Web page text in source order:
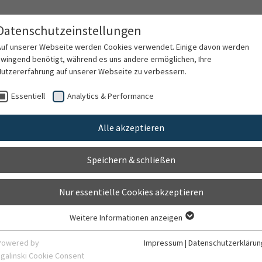
und Fungale
unserer Webseite werden Cookies verwendet. Einige davon werden
benötigt, während es uns andere ermöglichen, Ihre
auf unserer Webseite zu verbessern.
Essentiell Analytics & Performance
Alle akzeptieren
Speichern & schließen
Nur essentielle Cookies akzeptieren
Essentielle Cookies werden für grundlegende Funktionen der Webseite
benötigt. Dadurch ist gewährleistet, dass die Webseite einwandfrei
Weitere Informationen anzeigen
by
Cookie Consent
Impressum |